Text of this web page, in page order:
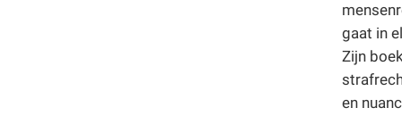
gaat in
Zijn
en